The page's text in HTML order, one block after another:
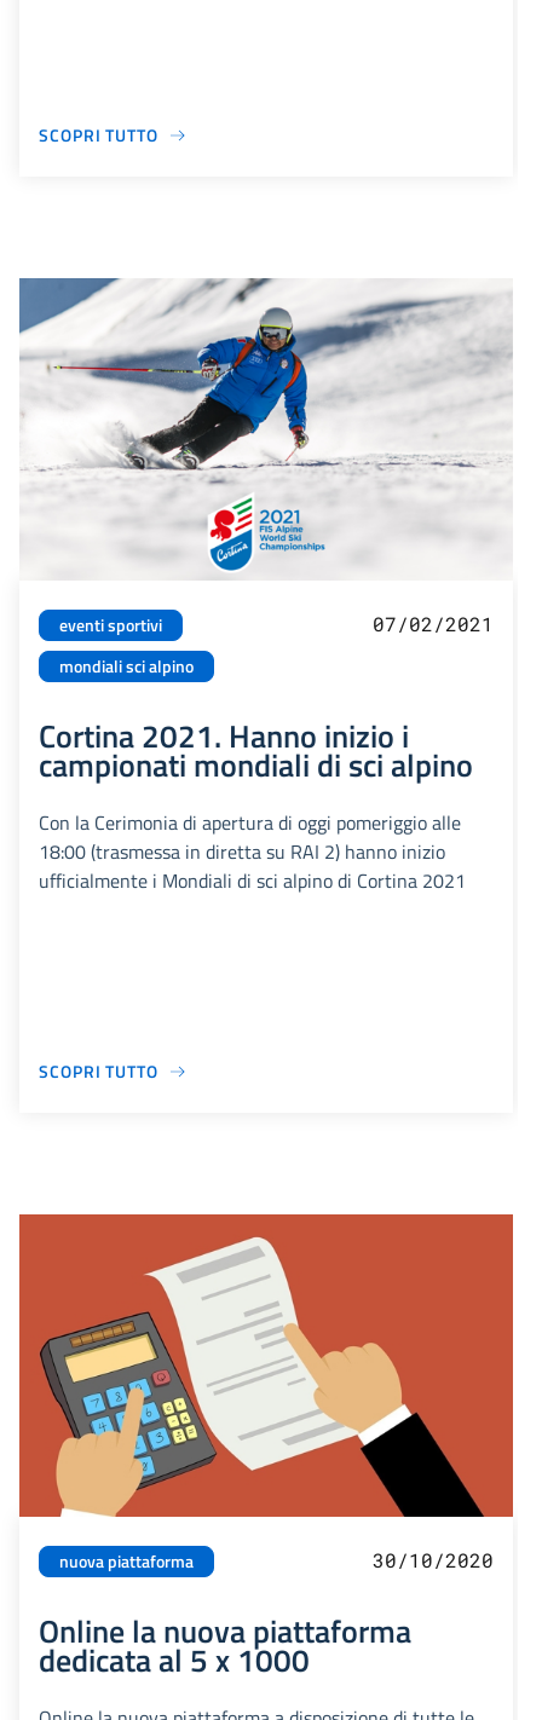
SCOPRI TUTTO
eventi sportivi
mondiali sci alpino
07/02/2021
Cortina 2021. Hanno inizio i
campionati mondiali di sci alpino
Con la Cerimonia di apertura di oggi pomeriggio alle
18:00 (trasmessa in diretta su RAI 2) hanno inizio
ufficialmente i Mondiali di sci alpino di Cortina 2021
SCOPRI TUTTO
nuova piattaforma 30/10/2020
Online la nuova piattaforma
dedicata al 5 x 1000